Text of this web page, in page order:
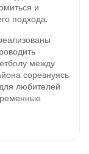
и
подхода.
между
соревнуясь
любителей